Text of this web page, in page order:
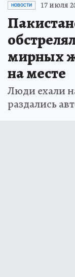
НОВОСТИ 17 июля
мирных
на месте
Люди ехали
раздались